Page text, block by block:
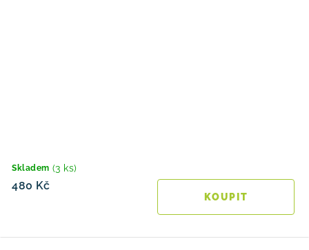
Skladem (3 ks)
480 Kč